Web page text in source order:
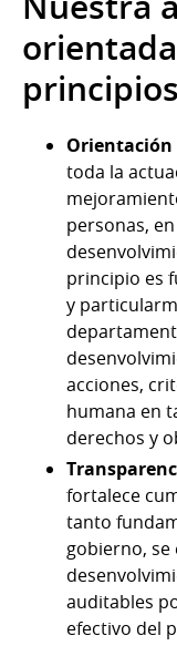
Orientación
toda la
personas,
principio es
y
acciones,
humana en
derechos y
fortalece
tanto
gobierno,
auditables
efectivo del